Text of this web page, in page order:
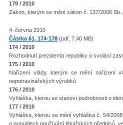
179 / 2010
Zákon, kterým se mění zákon č. 137/2006
4. června 2010
Částka 61, 174-178 (pdf, 7,40 MB)
174 / 2010
Rozhodnutí prezidenta republiky o svolání
175 / 2010
Nařízení vlády, kterým se mění nařízení
nepotravinářských výrobků
176 / 2010
Vyhláška, kterou se stanoví podrobnosti o
177 / 2010
Vyhláška, kterou se mění vyhláška č. 54/
o pravidlech používání lékařských předpisů,